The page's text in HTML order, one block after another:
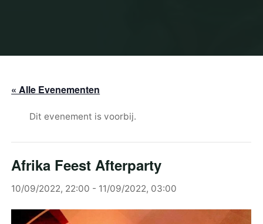
« Alle Evenementen
Dit evenement is voorbij.
Afrika Feest Afterparty
10/09/2022, 22:00 - 11/09/2022, 03:00